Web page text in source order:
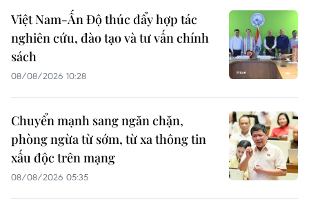
Việt Nam-Ấn Độ thúc đẩy hợp tác
nghiên cứu, đào tạo và tư vấn chính
sách
08/08/2026 10:28
Chuyển mạnh sang ngăn chặn,
phòng ngừa từ sớm, từ xa thông tin
xấu độc trên mạng
08/08/2026 05:35